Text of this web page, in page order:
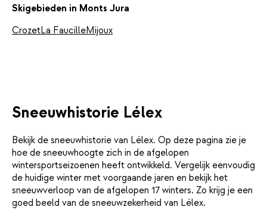
Skigebieden in Monts Jura
CrozetLa FaucilleMijoux
Sneeuwhistorie Lélex
Bekijk de sneeuwhistorie van Lélex. Op deze pagina zie je
hoe de sneeuwhoogte zich in de afgelopen
wintersportseizoenen heeft ontwikkeld. Vergelijk eenvoudig
de huidige winter met voorgaande jaren en bekijk het
sneeuwverloop van de afgelopen 17 winters. Zo krijg je een
goed beeld van de sneeuwzekerheid van Lélex.